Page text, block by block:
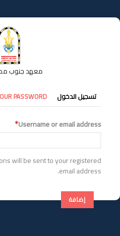
إلى
المحتوى
معهد جنوب
التبويبات
الأساسية
تسجيل الدخول PASSWORD
Username or email address
will be sent to your registered
email address.